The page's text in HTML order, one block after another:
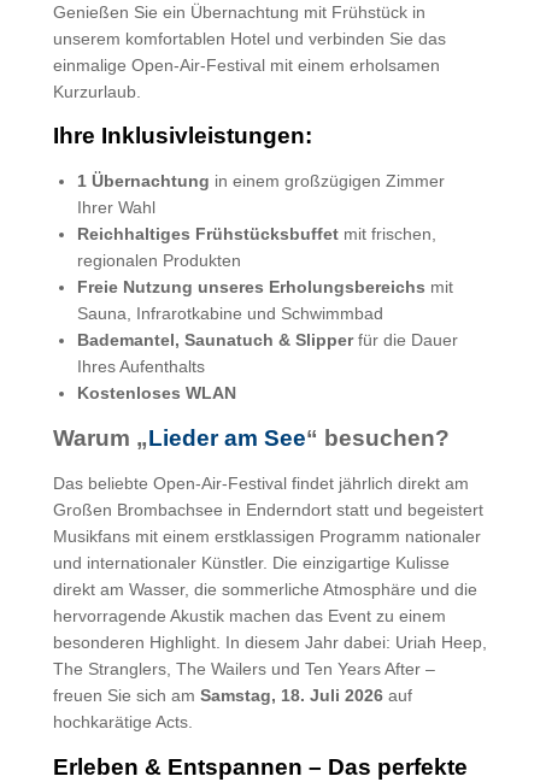
Genießen Sie ein Übernachtung mit Frühstück in
unserem komfortablen Hotel und verbinden Sie das
einmalige Open-Air-Festival mit einem erholsamen
Kurzurlaub.
Ihre Inklusivleistungen:
1 Übernachtung in einem großzügigen Zimmer
Ihrer Wahl
Reichhaltiges Frühstücksbuffetmit frischen,
regionalen Produkten
Freie Nutzung unseres Erholungsbereichs mit
Sauna, Infrarotkabine und Schwimmbad
Bademantel, Saunatuch & Slipperfür die Dauer
Ihres Aufenthalts
Kostenloses WLAN
Warum „Lieder am See“ besuchen?
Das beliebte Open-Air-Festival findet jährlich direkt am
Großen Brombachsee in Enderndort statt und begeistert
Musikfans mit einem erstklassigen Programm nationaler
und internationaler Künstler. Die einzigartige Kulisse
direkt am Wasser, die sommerliche Atmosphäre und die
hervorragende Akustik machen das Event zu einem
besonderen Highlight. In diesem Jahr dabei: Uriah Heep,
The Stranglers, The Wailers und Ten Years After –
freuen Sie sich am Samstag, 18. Juli 2026auf
hochkarätige Acts.
Erleben & Entspannen – Das perfekte